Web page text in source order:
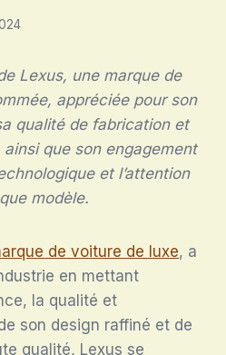
Lexus, une marque de
appréciée pour son
qualité de fabrication et
que son engagement
et l’attention
modèle.
de voiture de luxe, a
en mettant
la qualité et
son design raffiné et de
qualité, Lexus se